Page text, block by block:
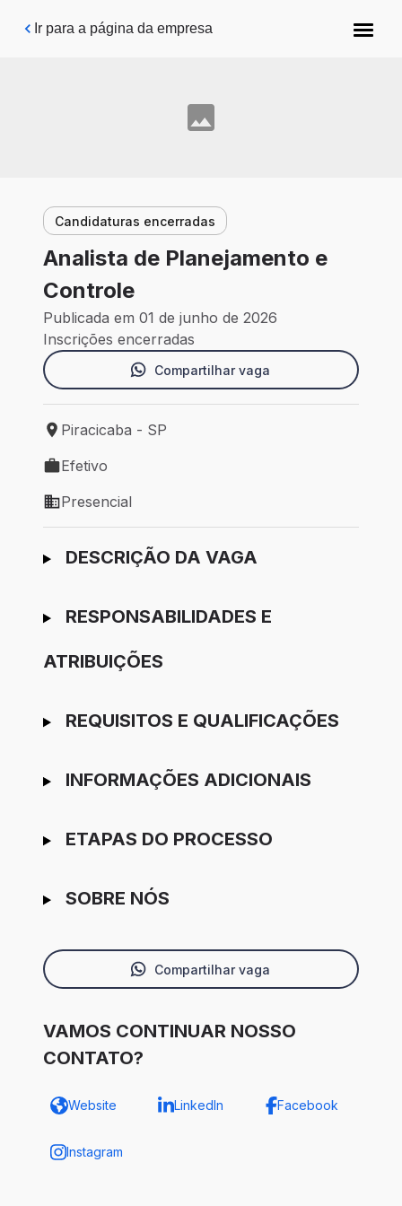
Pular para o conteúdo principal
Ir para a página da empresa
Candidaturas encerradas
Analista de Planejamento e
Controle
Publicada em 01 de junho de 2026
Inscrições encerradas
Compartilhar vaga
Local de trabalho: Piracicaba - SP
Piracicaba - SP
Tipo de vaga: Efetivo
Efetivo
Modelo de trabalho: Presencial
Presencial
Ir para candidatura
DESCRIÇÃO DA VAGA
RESPONSABILIDADES E
ATRIBUIÇÕES
REQUISITOS E QUALIFICAÇÕES
INFORMAÇÕES ADICIONAIS
ETAPAS DO PROCESSO
SOBRE NÓS
Compartilhar vaga
VAMOS CONTINUAR NOSSO
CONTATO?
Website LinkedIn Facebook
Instagram